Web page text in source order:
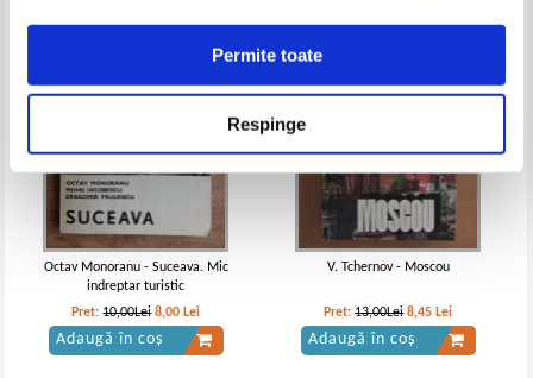
Permite toate
Respinge
Octav Monoranu - Suceava. Mic
indreptar turistic
Pret:10,00Lei 8,00 Lei
Adaugă în coș
V. Tchernov - Moscou
Pret:13,00Lei 8,45 Lei
Adaugă în coș